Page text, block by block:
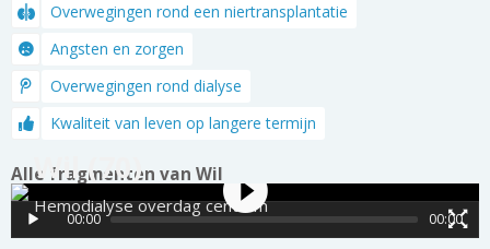
Overwegingen rond een niertransplantatie
Angsten en zorgen
Overwegingen rond dialyse
Kwaliteit van leven op langere termijn
Alle fragmenten van Wil
Wil (70)
Hemodialyse overdag centrum
00:00 00:00